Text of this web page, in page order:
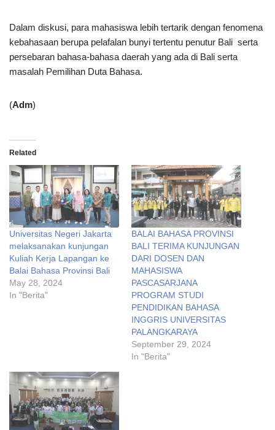
Dalam diskusi, para mahasiswa lebih tertarik dengan fenomena
kebahasaan berupa pelafalan bunyi tertentu penutur Bali serta
persebaran bahasa-bahasa daerah yang ada di Bali serta
masalah Pemilihan Duta Bahasa.
(Adm)
Related
Universitas Negeri Jakarta
melaksanakan kunjungan
Kuliah Kerja Lapangan ke
Balai Bahasa Provinsi Bali
May 28, 2024
In "Berita"
BALAI BAHASA PROVINSI
BALI TERIMA KUNJUNGAN
DARI DOSEN DAN
MAHASISWA
PASCASARJANA
PROGRAM STUDI
PENDIDIKAN BAHASA
INGGRIS UNIVERSITAS
PALANGKARAYA
September 29, 2024
In "Berita"